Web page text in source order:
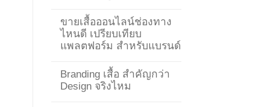
ขายเสื้อออนไลน์ช่องทาง
ไหนดี เปรียบเทียบ
แพลตฟอร์ม สำหรับแบรนด์
Branding เสื้อ สำคัญกว่า
Design จริงไหม